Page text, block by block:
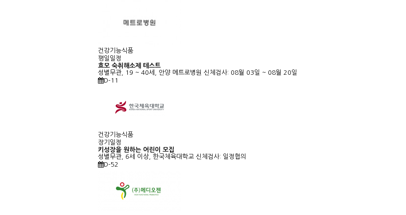
건강기능식품
평일일정
효모 숙취해소제 테스트
성별무관, 19 ~ 40세, 안양 메트로병원 신체검사: 08월 03일 ~ 08월 20일
D-11
건강기능식품
장기일정
키성장을 원하는 어린이 모집
성별무관, 6세 이상, 한국체육대학교 신체검사: 일정협의
D-52